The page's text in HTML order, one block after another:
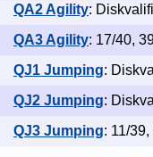
QA2 Agility:
QA3 Agility: 17/40,
QJ1 Jumping:
QJ2 Jumping:
QJ3 Jumping: 11/